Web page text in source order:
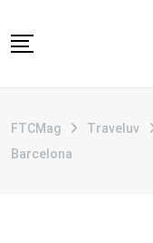
to
CATEGORIAS
FTCMag Traveluv
Barcelona